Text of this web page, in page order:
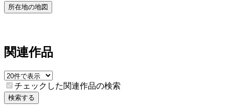
所在地の地図
関連作品
チェックした関連作品の検索
検索する